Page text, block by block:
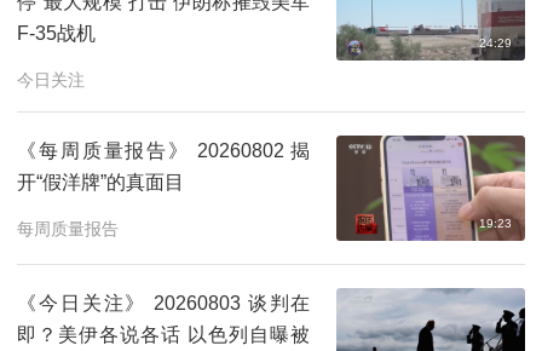
F-35战机
今日关注
24:29
《每周质量报告》 20260802 揭
开“假洋牌”的真面目
每周质量报告 19:23
《今日关注》 20260803 谈判在
即？美伊各说各话 以色列自曝被